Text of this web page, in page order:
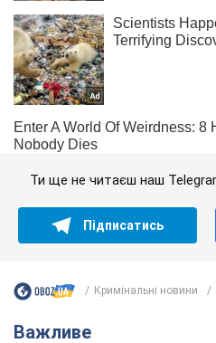
Ти ще не читаєш наш
Підписатись
Кримінальні новини
Важливе